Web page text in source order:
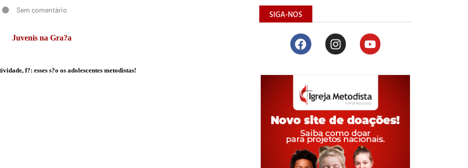
Sem comentário
Juvenis na Gra?a
f?: esses s?o os adolescentes metodistas!
SIGA-NOS